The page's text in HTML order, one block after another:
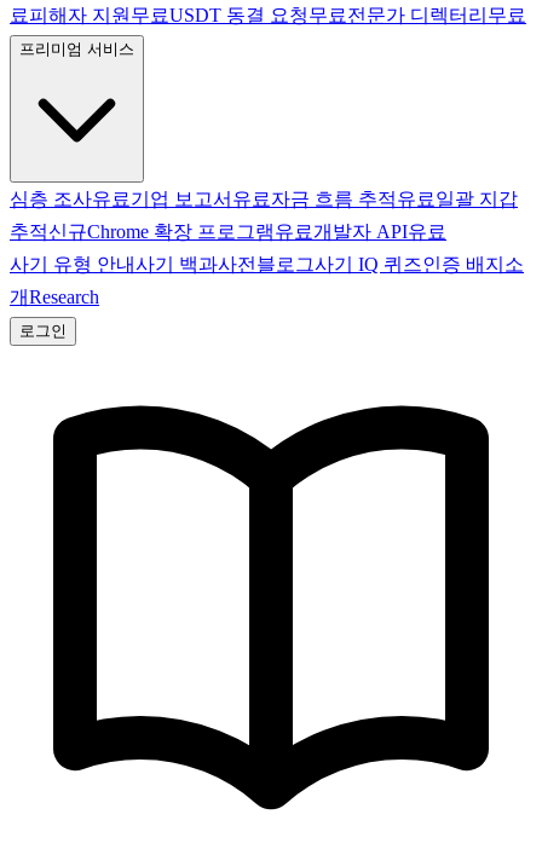
료피해자 지원 무료USDT 동결 요청무료전문가 디렉터리 무료
프리미엄 서비스
심층 조사유료기업 보고서 유료자금 흐름 추적유료일괄 지갑
추적신규Chrome 확장 프로그램유료개발자 API유료
사기 유형 안내사기 백과사전 블로그사기 IQ 퀴즈인증 배지 소
개Research
로그인